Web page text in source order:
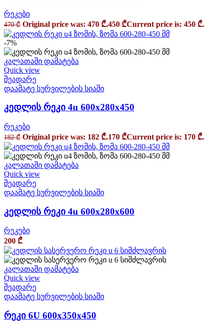
რეკები
470₾ Original price was: 470 ₾.450 ₾Current price is: 450 ₾.
-7%
კალათაში დამატება
Quick view
შეადარე
დაამატე სურვილების სიაში
კედლის რეკი 4u 600x280x450
რეკები
182₾ Original price was: 182 ₾.170 ₾Current price is: 170 ₾.
კალათაში დამატება
Quick view
შეადარე
დაამატე სურვილების სიაში
კედლის რეკი 4u 600x280x600
რეკები
200 ₾
კალათაში დამატება
Quick view
შეადარე
დაამატე სურვილების სიაში
რეკი 6U 600x350x450